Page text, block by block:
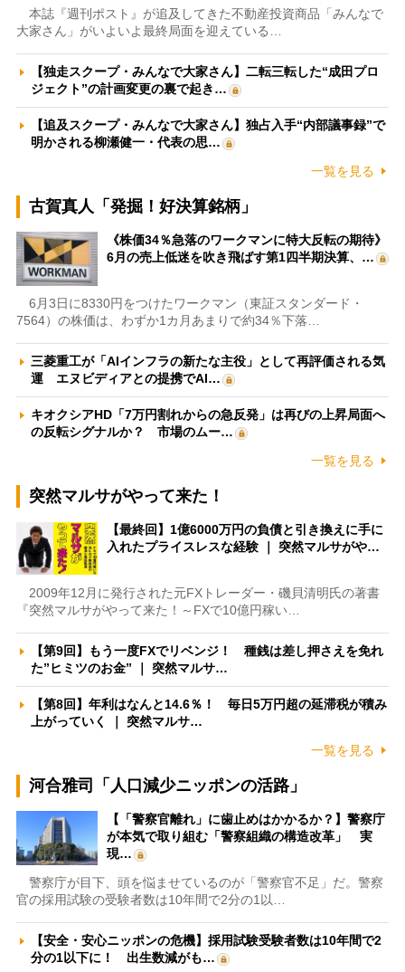
本誌『週刊ポスト』が追及してきた不動産投資商品「みんなで
大家さん」がいよいよ最終局面を迎えている…
【独走スクープ・みんなで大家さん】二転三転した“成田プロ
ジェクト”の計画変更の裏で起き…
【追及スクープ・みんなで大家さん】独占入手“内部議事録”で
明かされる柳瀬健一・代表の思…
一覧を見る
古賀真人「発掘！好決算銘柄」
《株価34％急落のワークマンに特大反転の期待》
6月の売上低迷を吹き飛ばす第1四半期決算、…
6月3日に8330円をつけたワークマン（東証スタンダード・
7564）の株価は、わずか1カ月あまりで約34％下落…
三菱重工が「AIインフラの新たな主役」として再評価される気
運 エヌビディアとの提携でAI…
キオクシアHD「7万円割れからの急反発」は再びの上昇局面へ
の反転シグナルか？ 市場のムー…
一覧を見る
突然マルサがやって来た！
【最終回】1億6000万円の負債と引き換えに手に
入れたプライスレスな経験 ｜ 突然マルサがや…
2009年12月に発行された元FXトレーダー・磯貝清明氏の著書
『突然マルサがやって来た！～FXで10億円稼い…
【第9回】もう一度FXでリベンジ！ 種銭は差し押さえを免れ
た”ヒミツのお金” ｜ 突然マルサ…
【第8回】年利はなんと14.6％！ 毎日5万円超の延滞税が積み
上がっていく ｜ 突然マルサ…
一覧を見る
河合雅司「人口減少ニッポンの活路」
【「警察官離れ」に歯止めはかかるか？】警察庁
が本気で取り組む「警察組織の構造改革」 実
現…
警察庁が目下、頭を悩ませているのが「警察官不足」だ。警察
官の採用試験の受験者数は10年間で2分の1以…
【安全・安心ニッポンの危機】採用試験受験者数は10年間で2
分の1以下に！ 出生数減がも…